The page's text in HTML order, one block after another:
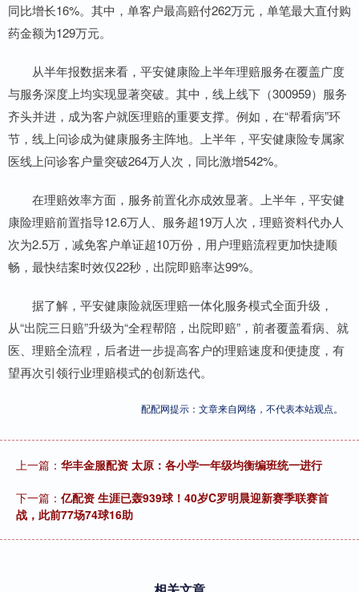
同比增长16%。其中，单客户最高赔付262万元，单笔最大直付购
药金额为129万元。
从半年报数据来看，平安健康险上半年理赔服务在覆盖广度
与服务深度上均实现显著突破。其中，线上线下（300959）服务
齐头并进，成为客户就医理赔的重要支撑。例如，在“帮看病”环
节，线上问诊成为健康服务主阵地。上半年，平安健康险专属家
医线上问诊客户量突破264万人次，同比激增542%。
在理赔效率方面，服务前置化亦成效显著。上半年，平安健
康险理赔前置指导12.6万人、服务超19万人次，理赔资料代办人
次为2.5万，减免客户单证超10万份，用户理赔流程更加快捷顺
畅，最快结案时效仅22秒，出院即赔率达99%。
据了解，平安健康险就医理赔一体化服务模式全面升级，
从“出院三日赔”升级为“全程帮陪，出院即赔”，前者覆盖看病、就
医、理赔全流程，后者进一步提高客户的理赔速度和便捷度，有
望再次引领行业理赔模式的创新迭代。
配配网提示：文章来自网络，不代表本站观点。
上一篇： 华丰金服配资 太原：各小学一年级均衡编班统一进行
下一篇： 亿配资 生涯已轰939球！40岁C罗明晨迎新赛季联赛首
战，此前77场74球16助